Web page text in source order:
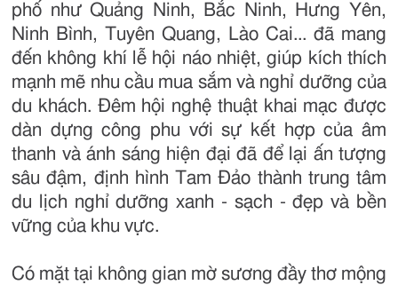
phố như Quảng Ninh, Bắc Ninh, Hưng Yên,
Ninh Bình, Tuyên Quang, Lào Cai... đã mang
đến không khí lễ hội náo nhiệt, giúp kích thích
mạnh mẽ nhu cầu mua sắm và nghỉ dưỡng của
du khách. Đêm hội nghệ thuật khai mạc được
dàn dựng công phu với sự kết hợp của âm
thanh và ánh sáng hiện đại đã để lại ấn tượng
sâu đậm, định hình Tam Đảo thành trung tâm
du lịch nghỉ dưỡng xanh - sạch - đẹp và bền
vững của khu vực.
Có mặt tại không gian mờ sương đầy thơ mộng